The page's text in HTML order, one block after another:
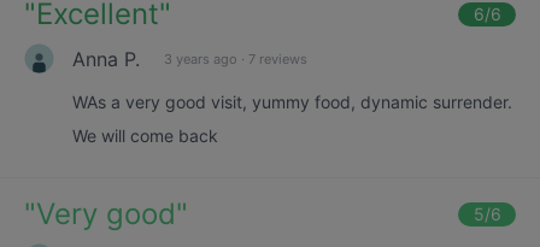
"Excellent" 6/6
Anna P. 3 years ago · 7 reviews
WAs a very good visit, yummy food, dynamic surrender.
We will come back
"Very good" 5/6